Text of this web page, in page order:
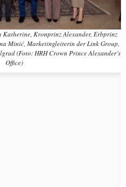
Katherine, Kronprinz Alexander, Erbprinz
Minić, Marketingleiterin der Link Group,
(Foto: HRH Crown Prince Alexander’s
Office)